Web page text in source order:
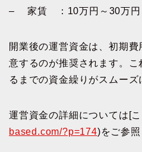
– 家賃 ：10万円～30万円
開業後の運営資金は、初期費
意するのが推奨されます。
るまでの資金繰りがスムーズ
運営資金の詳細については[
based.com/?p=174)をご参照